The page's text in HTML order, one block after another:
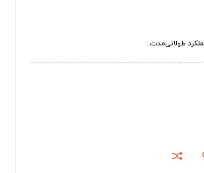
طولانی‌مدت.